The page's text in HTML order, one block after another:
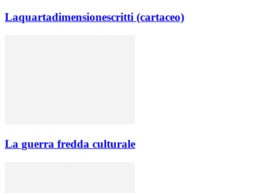
Laquartadimensionescritti (cartaceo)
La guerra fredda culturale